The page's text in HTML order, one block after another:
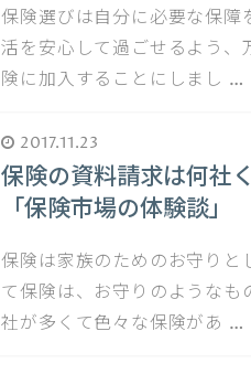
保険選びは自分に必要な保障
活を安心して過ごせるよう、
険に加入することにしまし …
2017.11.23
保険の資料請求は何社
「保険市場の体験談」
保険は家族のためのお守りと
て保険は、お守りのようなも
社が多くて色々な保険があ …